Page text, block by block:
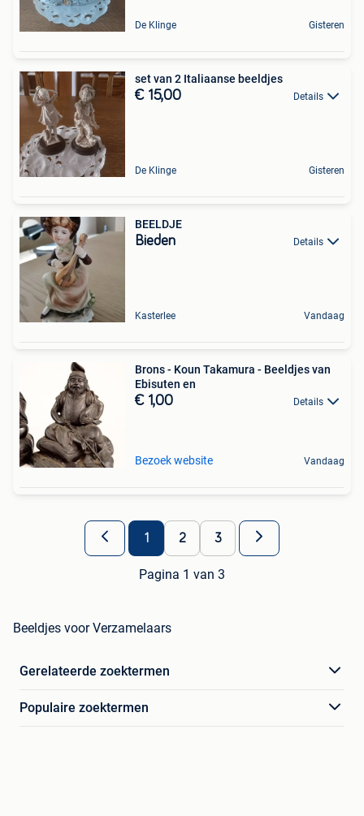
De Klinge Gisteren
set van 2 Italiaanse beeldjes
€ 15,00 Details
De Klinge Gisteren
BEELDJE
Bieden Details
Kasterlee Vandaag
Brons - Koun Takamura - Beeldjes van
Ebisuten en
€ 1,00 Details
Bezoek website Vandaag
1 2 3
Pagina 1 van 3
Beeldjes voor Verzamelaars
Gerelateerde zoektermen
Populaire zoektermen